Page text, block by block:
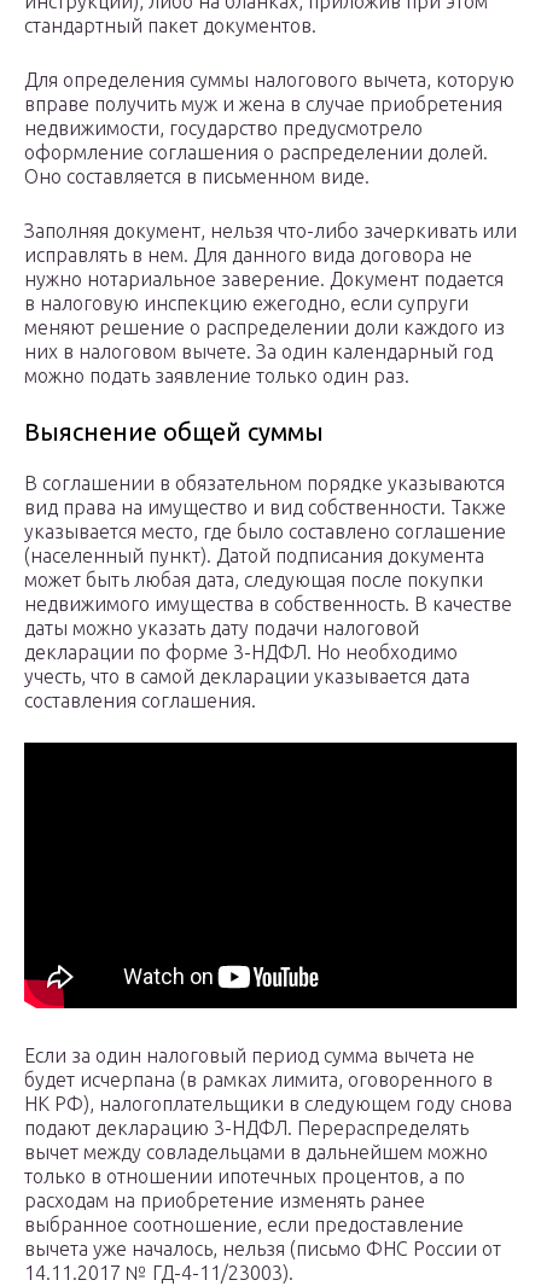
стандартный пакет документов.
Для определения суммы налогового вычета, которую
вправе получить муж и жена в случае приобретения
недвижимости, государство предусмотрело
оформление соглашения о распределении долей.
Оно составляется в письменном виде.
Заполняя документ, нельзя что-либо зачеркивать или
исправлять в нем. Для данного вида договора не
нужно нотариальное заверение. Документ подается
в налоговую инспекцию ежегодно, если супруги
меняют решение о распределении доли каждого из
них в налоговом вычете. За один календарный год
можно подать заявление только один раз.
Выяснение общей суммы
В соглашении в обязательном порядке указываются
вид права на имущество и вид собственности. Также
указывается место, где было составлено соглашение
(населенный пункт). Датой подписания документа
может быть любая дата, следующая после покупки
недвижимого имущества в собственность. В качестве
даты можно указать дату подачи налоговой
декларации по форме 3-НДФЛ. Но необходимо
учесть, что в самой декларации указывается дата
составления соглашения.
Если за один налоговый период сумма вычета не
будет исчерпана (в рамках лимита, оговоренного в
НК РФ), налогоплательщики в следующем году снова
подают декларацию 3-НДФЛ. Перераспределять
вычет между совладельцами в дальнейшем можно
только в отношении ипотечных процентов, а по
расходам на приобретение изменять ранее
выбранное соотношение, если предоставление
вычета уже началось, нельзя (письмо ФНС России от
14.11.2017 № ГД-4-11/23003).